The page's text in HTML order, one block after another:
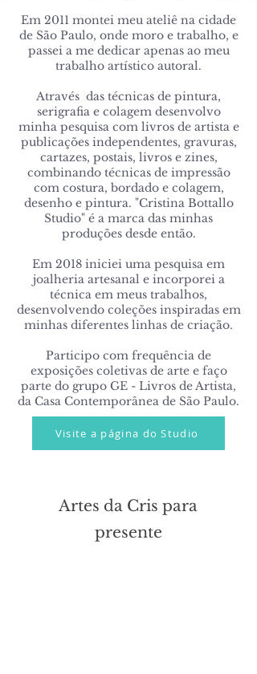
Em 2011 montei meu ateliê na cidade
de São Paulo, onde moro e trabalho, e
passei a me dedicar apenas ao meu
trabalho artístico autoral.
Através das técnicas de pintura,
serigrafia e colagem desenvolvo
minha pesquisa com livros de artista e
publicações independentes, gravuras,
cartazes, postais, livros e zines,
combinando técnicas de impressão
com costura, bordado e colagem,
desenho e pintura. "Cristina Bottallo
Studio" é a marca das minhas
produções desde então.
Em 2018 iniciei uma pesquisa em
joalheria artesanal e incorporei a
técnica em meus trabalhos,
desenvolvendo coleções inspiradas em
minhas diferentes linhas de criação.
Participo com frequência de
exposições coletivas de arte e faço
parte do grupo GE - Livros de Artista,
da Casa Contemporânea de São Paulo.
Visite a página do Studio
Artes da Cris para
presente